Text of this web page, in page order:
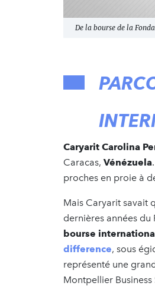
De la bourse de la
Caryarit Carolina
Caracas, Vénézuela
proches en proie à
Mais Caryarit savait
dernières années du
bourse
difference, sous
représenté une
Montpellier Business